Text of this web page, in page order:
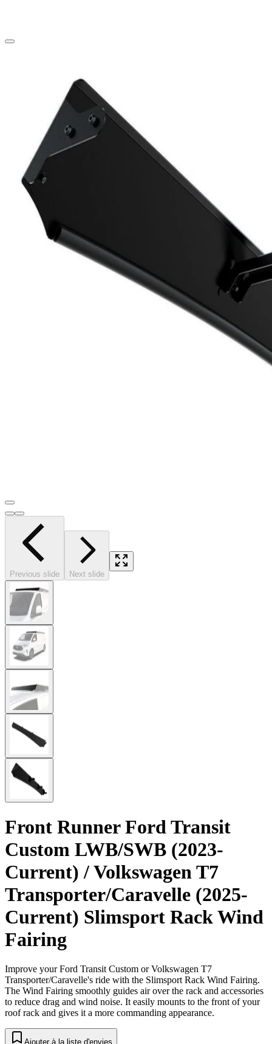
Previous slide Next slide
Front Runner Ford Transit
Custom LWB/SWB (2023-
Current) / Volkswagen T7
Transporter/Caravelle (2025-
Current) Slimsport Rack Wind
Fairing
Improve your Ford Transit Custom or Volkswagen T7
Transporter/Caravelle's ride with the Slimsport Rack Wind Fairing.
The Wind Fairing smoothly guides air over the rack and accessories
to reduce drag and wind noise. It easily mounts to the front of your
roof rack and gives it a more commanding appearance.
Ajouter à la liste d'envies